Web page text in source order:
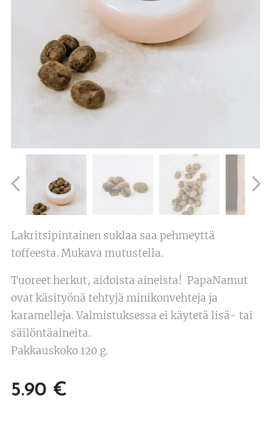
Lakritsipintainen suklaa saa pehmeyttä
toffeesta. Mukava mutustella.
Tuoreet herkut, aidoista aineista! PapaNamut
ovat käsityönä tehtyjä minikonvehteja ja
karamelleja. Valmistuksessa ei käytetä lisä- tai
säilöntäaineita.
Pakkauskoko 120 g.
5.90 €